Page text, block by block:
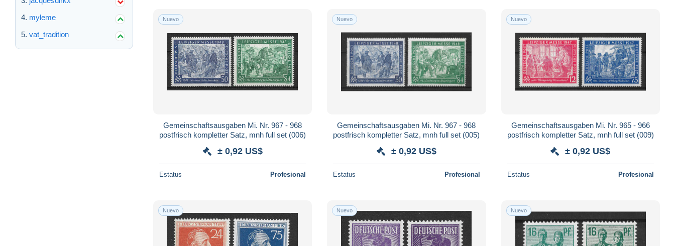
myleme
vat_tradition
Nuevo
Gemeinschaftsausgaben Mi. Nr. 967 - 968
postfrisch kompletter Satz, mnh full set (006)
± 0,92 US$
Estatus Profesional
Nuevo
Gemeinschaftsausgaben Mi. Nr. 967 - 968
postfrisch kompletter Satz, mnh full set (005)
± 0,92 US$
Estatus Profesional
Nuevo
Gemeinschaftsausgaben Mi. Nr. 965 - 966
postfrisch kompletter Satz, mnh full set (009)
± 0,92 US$
Estatus Profesional
Nuevo Nuevo Nuevo